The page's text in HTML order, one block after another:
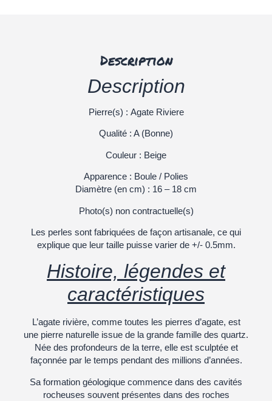
Description
Description
Pierre(s) : Agate Riviere
Qualité : A (Bonne)
Couleur : Beige
Apparence : Boule / Polies
Diamètre (en cm) : 16 – 18 cm
Photo(s) non contractuelle(s)
Les perles sont fabriquées de façon artisanale, ce qui
explique que leur taille puisse varier de +/- 0.5mm.
Histoire, légendes et
caractéristiques
L’agate rivière, comme toutes les pierres d’agate, est
une pierre naturelle issue de la grande famille des quartz.
Née des profondeurs de la terre, elle est sculptée et
façonnée par le temps pendant des millions d’années.
Sa formation géologique commence dans des cavités
rocheuses souvent présentes dans des roches